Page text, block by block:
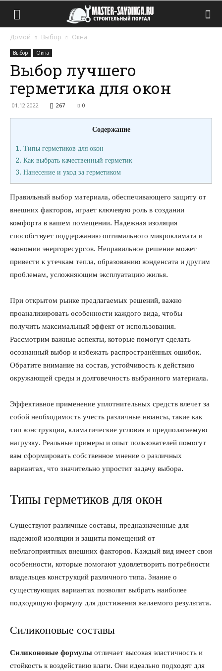
Домой Выбор Окна
Выбор Окна
Выбор лучшего
герметика для окон
01.12.2022 267 0
Содержание
1. Типы герметиков для окон
2. Как выбрать качественный герметик
3. Нанесение и уход за герметиком
Правильный выбор материала, обеспечивающего защиту от
внешних факторов, играет ключевую роль в создании
комфорта в вашем помещении. Надежная изоляция
способствует поддержанию оптимального микроклимата и
экономии энергоресурсов. Неправильное решение может
привести к утечкам тепла, образованию конденсата и другим
проблемам, усложняющим эксплуатацию жилья.
При открытом рынке предлагаемых решений, важно
проанализировать особенности каждого вида, чтобы
получить максимальный эффект от использования.
Рассмотрим важные аспекты, которые помогут сделать
осознанный выбор и избежать распространённых ошибок.
Обратите внимание на состав, устойчивость к действию
окружающей среды и долговечность выбранного материала.
Эффективное применение уплотнительных средств влечет за
собой необходимость учесть различные нюансы, такие как
тип конструкции, климатические условия и предполагаемую
нагрузку. Реальные примеры и опыт пользователей помогут
вам сформировать собственное мнение о различных
вариантах, что значительно упростит задачу выбора.
Типы герметиков для окон
Существуют различные составы, предназначенные для
надежной изоляции и защиты помещений от
неблагоприятных внешних факторов. Каждый вид имеет свои
особенности, которые помогают удовлетворить потребности
владельцев конструкций различного типа. Знание о
существующих вариантах позволит выбрать наиболее
подходящую формулу для достижения желаемого результата.
Силиконовые составы
Силиконовые формулы отличает высокая эластичность и
стойкость к воздействию влаги. Они идеально подходят для